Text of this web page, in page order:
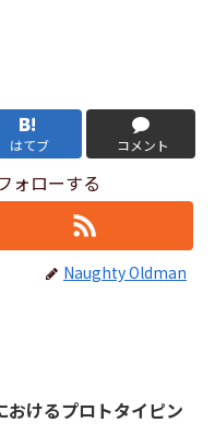
はてブ コメント
ォローする
Naughty Oldman
おけるプロトタイピン